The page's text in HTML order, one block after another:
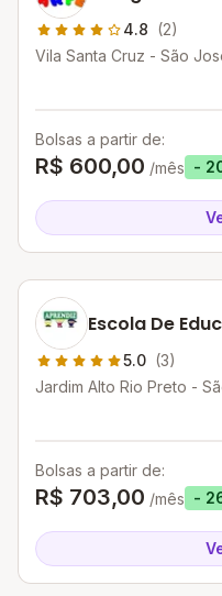
4.8 (2)
Vila Santa Cruz - São
Bolsas a partir de:
R$ 600,00 /mês -
Escola De
5.0 (3)
Jardim Alto Rio Preto -
Bolsas a partir de:
R$ 703,00 /mês -